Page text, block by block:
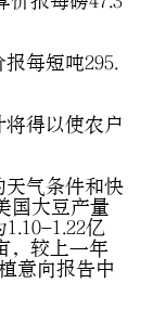
每短吨295.
得以使农户
天气条件和快
国大豆产量
1.10-1.22亿
，较上一年
意向报告中